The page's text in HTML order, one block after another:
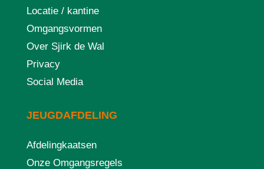
Locatie / kantine
Omgangsvormen
Over Sjirk de Wal
Privacy
Social Media
JEUGDAFDELING
Afdelingkaatsen
Onze Omgangsregels